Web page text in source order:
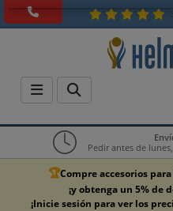
Pedir antes de
🏆Compre accesorios
¡y obtenga un 5% de
¡Inicie sesión para ver los